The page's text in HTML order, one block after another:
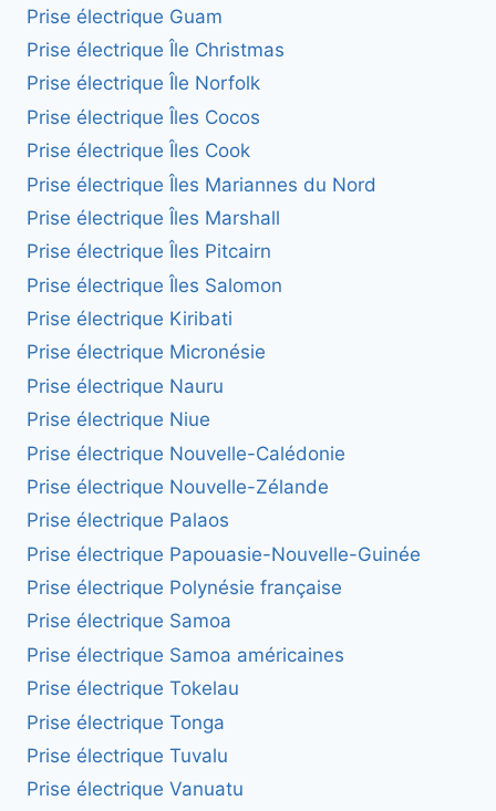
Prise électrique Guam
Prise électrique Île Christmas
Prise électrique Île Norfolk
Prise électrique Îles Cocos
Prise électrique Îles Cook
Prise électrique Îles Mariannes du Nord
Prise électrique Îles Marshall
Prise électrique Îles Pitcairn
Prise électrique Îles Salomon
Prise électrique Kiribati
Prise électrique Micronésie
Prise électrique Nauru
Prise électrique Niue
Prise électrique Nouvelle-Calédonie
Prise électrique Nouvelle-Zélande
Prise électrique Palaos
Prise électrique Papouasie-Nouvelle-Guinée
Prise électrique Polynésie française
Prise électrique Samoa
Prise électrique Samoa américaines
Prise électrique Tokelau
Prise électrique Tonga
Prise électrique Tuvalu
Prise électrique Vanuatu